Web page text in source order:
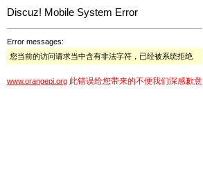
Discuz! Mobile System Error
Error messages:
您当前的访问请求当中含有非法字符，已经被系统拒绝
www.orangepi.org 此错误给您带来的不便我们深感歉意